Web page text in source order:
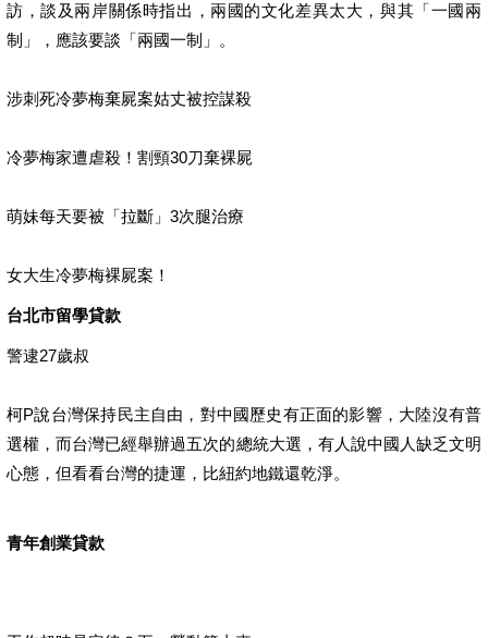
訪，談及兩岸關係時指出，兩國的文化差異太大，與其「一國兩
制」，應該要談「兩國一制」。
涉刺死冷夢梅棄屍案姑丈被控謀殺
冷夢梅家遭虐殺！割頸30刀棄裸屍
萌妹每天要被「拉斷」3次腿治療
女大生冷夢梅裸屍案！
台北市留學貸款
警逮27歲叔
柯P說台灣保持民主自由，對中國歷史有正面的影響，大陸沒有普
選權，而台灣已經舉辦過五次的總統大選，有人說中國人缺乏文明
心態，但看看台灣的捷運，比紐約地鐵還乾淨。
青年創業貸款